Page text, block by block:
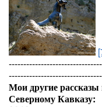
Мои другие рассказы
Северному Кавказу: